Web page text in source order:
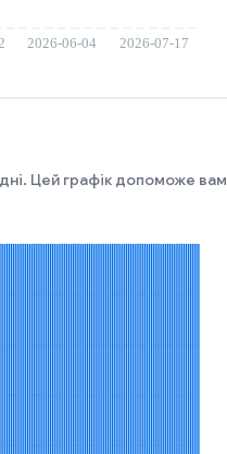
дні. Цей графік допоможе вам